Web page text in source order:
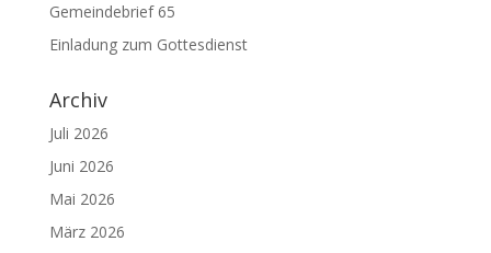
Gemeindebrief 65
Einladung zum Gottesdienst
Archiv
Juli 2026
Juni 2026
Mai 2026
März 2026